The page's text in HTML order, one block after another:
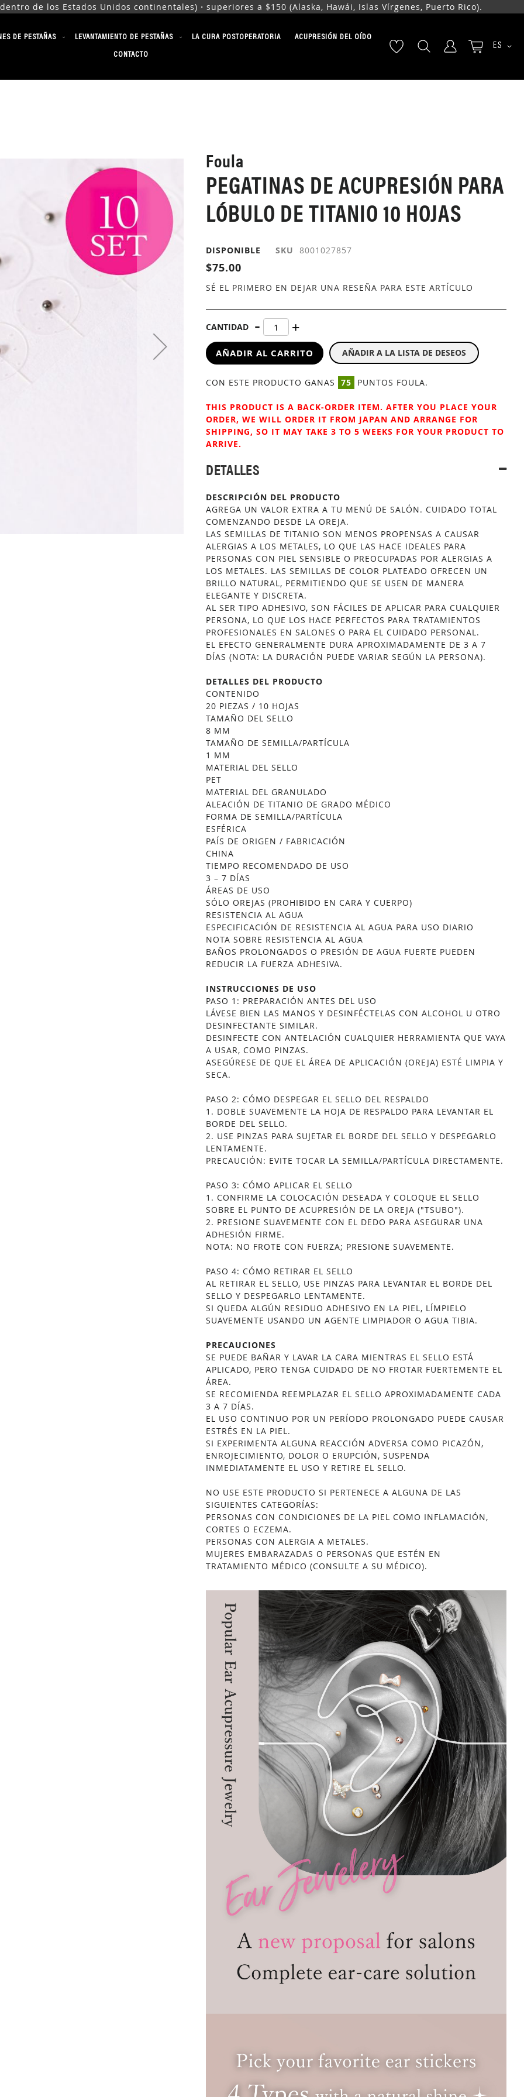
de los Estados Unidos continentales)・superiores a $150 (Alaska, Hawái, Islas Vírgenes, Puerto Rico).
DE PESTAÑAS LEVANTAMIENTO DE PESTAÑAS LA CURA POSTOPERATORIA ACUPRESIÓN DEL OÍDO
CONTACTO
ES
Foula
PEGATINAS DE ACUPRESIÓN PARA
LÓBULO DE TITANIO 10 HOJAS
DISPONIBLE SKU 8001027857
SÉ EL PRIMERO EN DEJAR UNA RESEÑA PARA ESTE ARTÍCULO
$75.00
CANTIDAD
AÑADIR AL CARRITO AÑADIR A LA LISTA DE DESEOS
CON ESTE PRODUCTO GANAS 75 PUNTOS FOULA.
THIS PRODUCT IS A BACK-ORDER ITEM. AFTER YOU PLACE YOUR
ORDER, WE WILL ORDER IT FROM JAPAN AND ARRANGE FOR
SHIPPING, SO IT MAY TAKE 3 TO 5 WEEKS FOR YOUR PRODUCT TO
ARRIVE.
DETALLES
DESCRIPCIÓN DEL PRODUCTO
AGREGA UN VALOR EXTRA A TU MENÚ DE SALÓN. CUIDADO TOTAL
COMENZANDO DESDE LA OREJA.
LAS SEMILLAS DE TITANIO SON MENOS PROPENSAS A CAUSAR
ALERGIAS A LOS METALES, LO QUE LAS HACE IDEALES PARA
PERSONAS CON PIEL SENSIBLE O PREOCUPADAS POR ALERGIAS A
LOS METALES. LAS SEMILLAS DE COLOR PLATEADO OFRECEN UN
BRILLO NATURAL, PERMITIENDO QUE SE USEN DE MANERA
ELEGANTE Y DISCRETA.
AL SER TIPO ADHESIVO, SON FÁCILES DE APLICAR PARA CUALQUIER
PERSONA, LO QUE LOS HACE PERFECTOS PARA TRATAMIENTOS
PROFESIONALES EN SALONES O PARA EL CUIDADO PERSONAL.
EL EFECTO GENERALMENTE DURA APROXIMADAMENTE DE 3 A 7
DÍAS (NOTA: LA DURACIÓN PUEDE VARIAR SEGÚN LA PERSONA).
DETALLES DEL PRODUCTO
CONTENIDO
20 PIEZAS / 10 HOJAS
TAMAÑO DEL SELLO
8 MM
TAMAÑO DE SEMILLA/PARTÍCULA
1 MM
MATERIAL DEL SELLO
PET
MATERIAL DEL GRANULADO
ALEACIÓN DE TITANIO DE GRADO MÉDICO
FORMA DE SEMILLA/PARTÍCULA
ESFÉRICA
PAÍS DE ORIGEN / FABRICACIÓN
CHINA
TIEMPO RECOMENDADO DE USO
3 – 7 DÍAS
ÁREAS DE USO
SÓLO OREJAS (PROHIBIDO EN CARA Y CUERPO)
RESISTENCIA AL AGUA
ESPECIFICACIÓN DE RESISTENCIA AL AGUA PARA USO DIARIO
NOTA SOBRE RESISTENCIA AL AGUA
BAÑOS PROLONGADOS O PRESIÓN DE AGUA FUERTE PUEDEN
REDUCIR LA FUERZA ADHESIVA.
INSTRUCCIONES DE USO
PASO 1: PREPARACIÓN ANTES DEL USO
LÁVESE BIEN LAS MANOS Y DESINFÉCTELAS CON ALCOHOL U OTRO
DESINFECTANTE SIMILAR.
DESINFECTE CON ANTELACIÓN CUALQUIER HERRAMIENTA QUE VAYA
A USAR, COMO PINZAS.
ASEGÚRESE DE QUE EL ÁREA DE APLICACIÓN (OREJA) ESTÉ LIMPIA Y
SECA.
PASO 2: CÓMO DESPEGAR EL SELLO DEL RESPALDO
1. DOBLE SUAVEMENTE LA HOJA DE RESPALDO PARA LEVANTAR EL
BORDE DEL SELLO.
2. USE PINZAS PARA SUJETAR EL BORDE DEL SELLO Y DESPEGARLO
LENTAMENTE.
PRECAUCIÓN: EVITE TOCAR LA SEMILLA/PARTÍCULA DIRECTAMENTE.
PASO 3: CÓMO APLICAR EL SELLO
1. CONFIRME LA COLOCACIÓN DESEADA Y COLOQUE EL SELLO
SOBRE EL PUNTO DE ACUPRESIÓN DE LA OREJA ("TSUBO").
2. PRESIONE SUAVEMENTE CON EL DEDO PARA ASEGURAR UNA
ADHESIÓN FIRME.
NOTA: NO FROTE CON FUERZA; PRESIONE SUAVEMENTE.
PASO 4: CÓMO RETIRAR EL SELLO
AL RETIRAR EL SELLO, USE PINZAS PARA LEVANTAR EL BORDE DEL
SELLO Y DESPEGARLO LENTAMENTE.
SI QUEDA ALGÚN RESIDUO ADHESIVO EN LA PIEL, LÍMPIELO
SUAVEMENTE USANDO UN AGENTE LIMPIADOR O AGUA TIBIA.
PRECAUCIONES
SE PUEDE BAÑAR Y LAVAR LA CARA MIENTRAS EL SELLO ESTÁ
APLICADO, PERO TENGA CUIDADO DE NO FROTAR FUERTEMENTE EL
ÁREA.
SE RECOMIENDA REEMPLAZAR EL SELLO APROXIMADAMENTE CADA
3 A 7 DÍAS.
EL USO CONTINUO POR UN PERÍODO PROLONGADO PUEDE CAUSAR
ESTRÉS EN LA PIEL.
SI EXPERIMENTA ALGUNA REACCIÓN ADVERSA COMO PICAZÓN,
ENROJECIMIENTO, DOLOR O ERUPCIÓN, SUSPENDA
INMEDIATAMENTE EL USO Y RETIRE EL SELLO.
NO USE ESTE PRODUCTO SI PERTENECE A ALGUNA DE LAS
SIGUIENTES CATEGORÍAS:
PERSONAS CON CONDICIONES DE LA PIEL COMO INFLAMACIÓN,
CORTES O ECZEMA.
PERSONAS CON ALERGIA A METALES.
MUJERES EMBARAZADAS O PERSONAS QUE ESTÉN EN
TRATAMIENTO MÉDICO (CONSULTE A SU MÉDICO).